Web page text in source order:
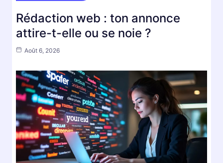
Rédaction web : ton annonce
attire-t-elle ou se noie ?
Août 6, 2026